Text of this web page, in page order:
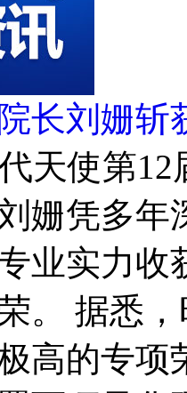
长刘姗斩
天使第
姗凭多
业实力收
。 据悉
高的专项